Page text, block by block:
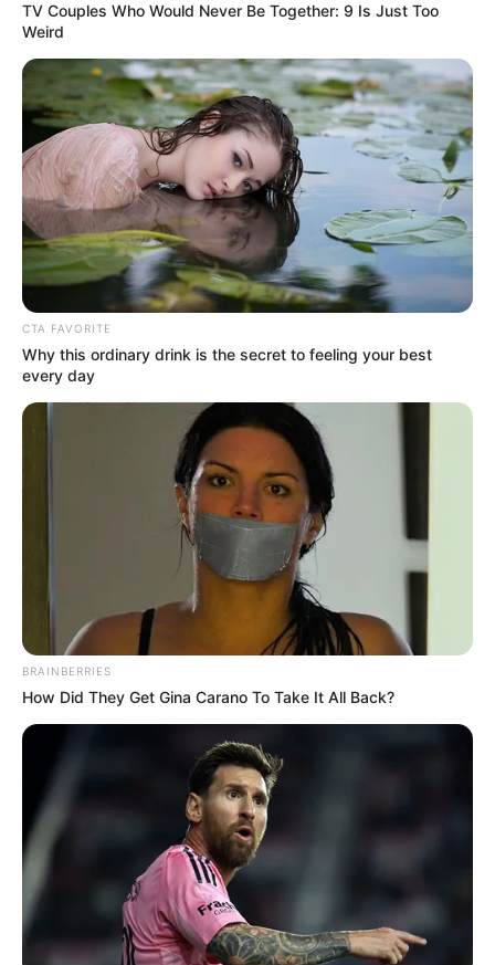
TV Couples Who Would Never Be Together: 9 Is Just Too
Weird
CTA FAVORITE
Why this ordinary drink is the secret to feeling your best
every day
BRAINBERRIES
How Did They Get Gina Carano To Take It All Back?